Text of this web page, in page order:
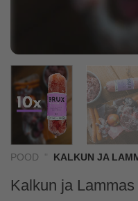
POOD " KALKUN JA
Kalkun ja